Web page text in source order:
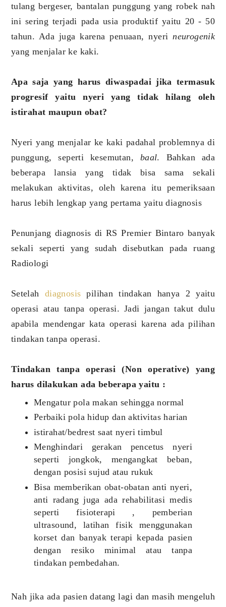
tulang bergeser, bantalan punggung yang robek nah
ini sering terjadi pada usia produktif yaitu 20 - 50
tahun. Ada juga karena penuaan, nyeri neurogenik
yang menjalar ke kaki.
Apa saja yang harus diwaspadai jika termasuk
progresif yaitu nyeri yang tidak hilang oleh
istirahat maupun obat?
Nyeri yang menjalar ke kaki padahal problemnya di
punggung, seperti kesemutan, baal. Bahkan ada
beberapa lansia yang tidak bisa sama sekali
melakukan aktivitas, oleh karena itu pemeriksaan
harus lebih lengkap yang pertama yaitu diagnosis
Penunjang diagnosis di RS Premier Bintaro banyak
sekali seperti yang sudah disebutkan pada ruang
Radiologi
Setelah diagnosis pilihan tindakan hanya 2 yaitu
operasi atau tanpa operasi. Jadi jangan takut dulu
apabila mendengar kata operasi karena ada pilihan
tindakan tanpa operasi.
Tindakan tanpa operasi (Non operative) yang
harus dilakukan ada beberapa yaitu :
Mengatur pola makan sehingga normal
Perbaiki pola hidup dan aktivitas harian
istirahat/bedrest saat nyeri timbul
Menghindari gerakan pencetus nyeri
seperti jongkok, mengangkat beban,
dengan posisi sujud atau rukuk
Bisa memberikan obat-obatan anti nyeri,
anti radang juga ada rehabilitasi medis
seperti fisioterapi , pemberian
ultrasound, latihan fisik menggunakan
korset dan banyak terapi kepada pasien
dengan resiko minimal atau tanpa
tindakan pembedahan.
Nah jika ada pasien datang lagi dan masih mengeluh